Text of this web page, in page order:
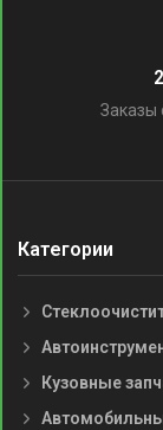
Заказы
Категории
Кузовные